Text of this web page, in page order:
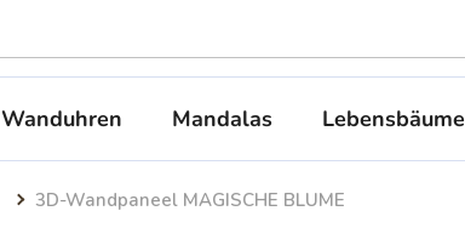
Wanduhren Mandalas Lebensbäume
3D-Wandpaneel MAGISCHE BLUME